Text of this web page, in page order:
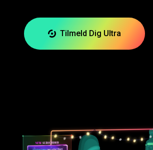
Tilmeld Dig Ultra